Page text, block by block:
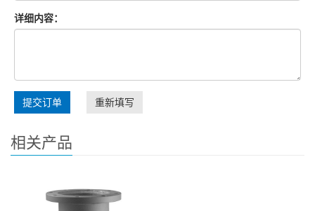
详细内容：
提交订单 重新填写
相关产品